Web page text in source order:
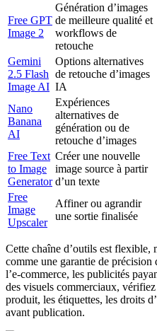
Free GPT
Image 2
Génération d’images
de meilleure qualité et
workflows de
retouche
Gemini
2.5 Flash
Image AI
Options alternatives
de retouche d’images
IA
Nano
Banana
AI
Expériences
alternatives de
génération ou de
retouche d’images
Free Text
to Image
Generator
Créer une nouvelle
image source à partir
d’un texte
Free
Image
Upscaler
Affiner ou agrandir
une sortie finalisée
Cette chaîne d’outils est flexible,
comme une garantie de
l’e-commerce, les publicités
des visuels commerciaux,
produit, les étiquettes, les droits
avant publication.